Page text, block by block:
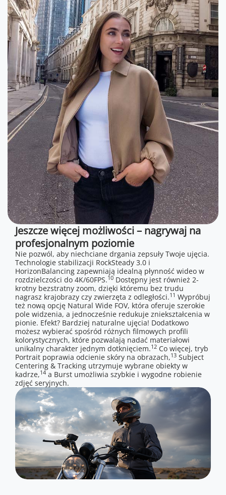
Jeszcze więcej możliwości – nagrywaj na
profesjonalnym poziomie
Nie pozwól, aby niechciane drgania zepsuły Twoje ujęcia.
Technologie stabilizacji RockSteady 3.0 i
HorizonBalancing zapewniają idealną płynność wideo w
rozdzielczości do 4K/60FPS.10 Dostępny jest również 2-
krotny bezstratny zoom, dzięki któremu bez trudu
nagrasz krajobrazy czy zwierzęta z odległości.11 Wypróbuj
też nową opcję Natural Wide FOV, która oferuje szerokie
pole widzenia, a jednocześnie redukuje zniekształcenia w
pionie. Efekt? Bardziej naturalne ujęcia! Dodatkowo
możesz wybierać spośród różnych filmowych profili
kolorystycznych, które pozwalają nadać materiałowi
unikalny charakter jednym dotknięciem.12 Co więcej, tryb
Portrait poprawia odcienie skóry na obrazach,13 Subject
Centering & Tracking utrzymuje wybrane obiekty w
kadrze,14 a Burst umożliwia szybkie i wygodne robienie
zdjęć seryjnych.